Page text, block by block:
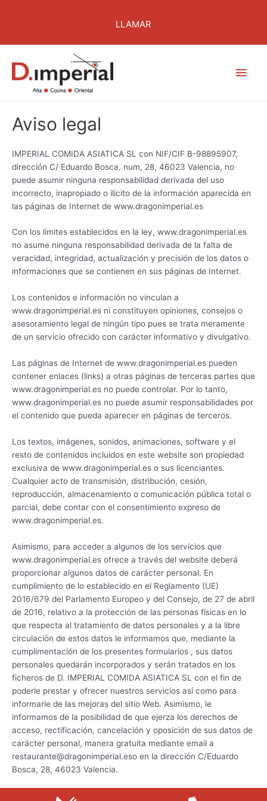
LLAMAR
Aviso legal
IMPERIAL COMIDA ASIATICA SL con NIF/CIF B-98895907,
dirección C/ Eduardo Bosca, num, 28, 46023 Valencia, no
puede asumir ninguna responsabilidad derivada del uso
incorrecto, inapropiado o ilícito de la información aparecida en
las páginas de Internet de www.dragonimperial.es
Con los límites establecidos en la ley, www.dragonimperial.es
no asume ninguna responsabilidad derivada de la falta de
veracidad, integridad, actualización y precisión de los datos o
informaciones que se contienen en sus páginas de Internet.
Los contenidos e información no vinculan a
www.dragonimperial.es ni constituyen opiniones, consejos o
asesoramiento legal de ningún tipo pues se trata meramente
de un servicio ofrecido con carácter informativo y divulgativo.
Las páginas de Internet de www.dragonimperial.es pueden
contener enlaces (links) a otras páginas de terceras partes que
www.dragonimperial.es no puede controlar. Por lo tanto,
www.dragonimperial.es no puede asumir responsabilidades por
el contenido que pueda aparecer en páginas de terceros.
Los textos, imágenes, sonidos, animaciones, software y el
resto de contenidos incluidos en este website son propiedad
exclusiva de www.dragonimperial.es o sus licenciantes.
Cualquier acto de transmisión, distribución, cesión,
reproducción, almacenamiento o comunicación pública total o
parcial, debe contar con el consentimiento expreso de
www.dragonimperial.es.
Asimismo, para acceder a algunos de los servicios que
www.dragonimperial.es ofrece a través del website deberá
proporcionar algunos datos de carácter personal. En
cumplimiento de lo establecido en el Reglamento (UE)
2016/679 del Parlamento Europeo y del Consejo, de 27 de abril
de 2016, relativo a la protección de las personas físicas en lo
que respecta al tratamiento de datos personales y a la libre
circulación de estos datos le informamos que, mediante la
cumplimentación de los presentes formularios , sus datos
personales quedarán incorporados y serán tratados en los
ficheros de D. IMPERIAL COMIDA ASIATICA SL con el fin de
poderle prestar y ofrecer nuestros servicios así como para
informarle de las mejoras del sitio Web. Asimismo, le
informamos de la posibilidad de que ejerza los derechos de
acceso, rectificación, cancelación y oposición de sus datos de
carácter personal, manera gratuita mediante email a
restaurante@dragonimperial.eso en la dirección C/Eduardo
Bosca, 28, 46023 Valencia.